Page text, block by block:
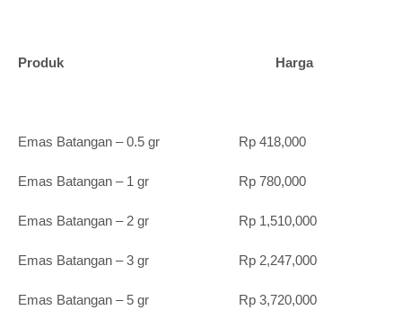
Produk Harga
Emas Batangan – 0.5 gr Rp 418,000
Emas Batangan – 1 gr Rp 780,000
Emas Batangan – 2 gr Rp 1,510,000
Emas Batangan – 3 gr Rp 2,247,000
Emas Batangan – 5 gr Rp 3,720,000